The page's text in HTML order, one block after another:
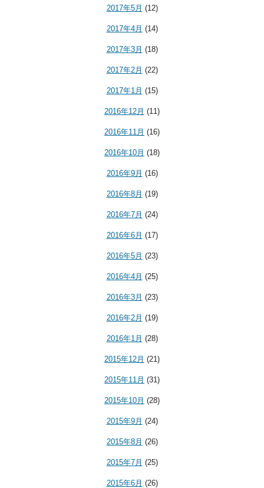
2017年5月 (12)
2017年4月 (14)
2017年3月 (18)
2017年2月 (22)
2017年1月 (15)
2016年12月 (11)
2016年11月 (16)
2016年10月 (18)
2016年9月 (16)
2016年8月 (19)
2016年7月 (24)
2016年6月 (17)
2016年5月 (23)
2016年4月 (25)
2016年3月 (23)
2016年2月 (19)
2016年1月 (28)
2015年12月 (21)
2015年11月 (31)
2015年10月 (28)
2015年9月 (24)
2015年8月 (26)
2015年7月 (25)
2015年6月 (26)